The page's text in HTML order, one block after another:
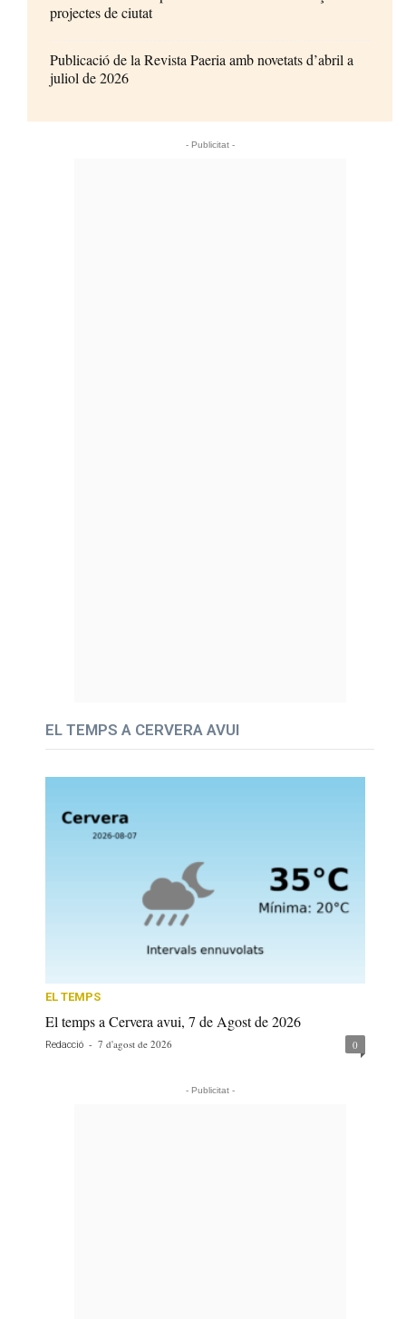
projectes de ciutat
Publicació de la Revista Paeria amb novetats d’abril a
juliol de 2026
- Publicitat -
EL TEMPS A CERVERA AVUI
EL TEMPS
El temps a Cervera avui, 7 de Agost de 2026
Redacció - 7 d'agost de 2026 0
- Publicitat -